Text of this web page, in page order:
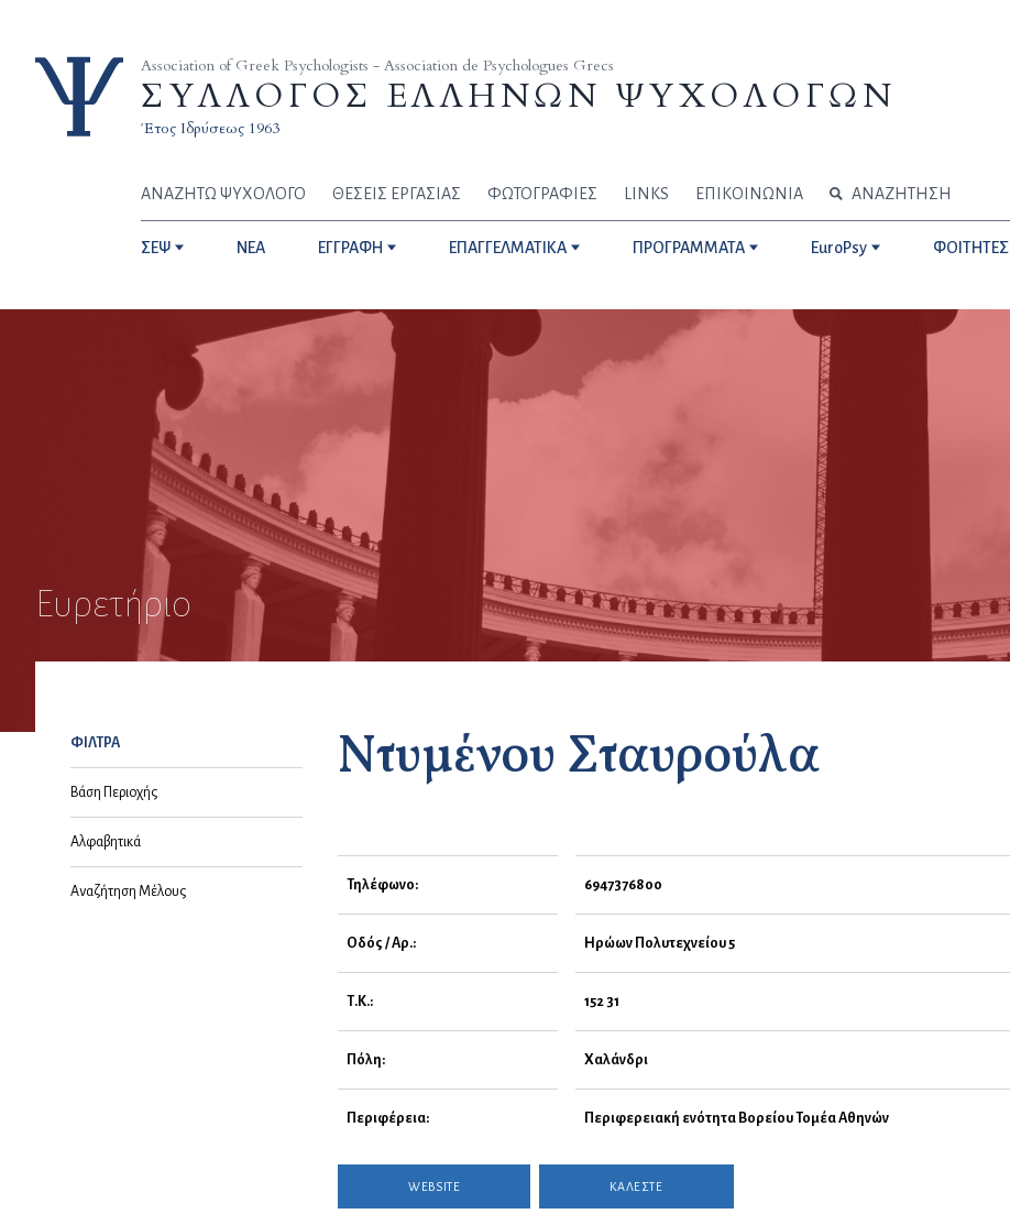
Association of Greek Psychologists - Association de Psychologues Grecs
ΣΥΛΛΟΓΟΣ ΕΛΛΗΝΩΝ ΨΥΧΟΛΟΓΩΝ
Έτος Ιδρύσεως 1963
ΑΝΑΖΗΤΩ ΨΥΧΟΛΟΓΟ ΘΕΣΕΙΣ ΕΡΓΑΣΙΑΣ ΦΩΤΟΓΡΑΦΙΕΣ LINKS ΕΠΙΚΟΙΝΩΝΙΑ ΑΝΑΖΗΤΗΣΗ
ΣΕΨ NEA ΕΓΓΡΑΦΗ ΕΠΑΓΓΕΛΜΑΤΙΚΑ ΠΡΟΓΡΑΜΜΑΤΑ EuroPsy ΦΟΙΤΗΤΕΣ
Ευρετήριο
ΦΙΛΤΡΑ
Βάση Περιοχής
Αλφαβητικά
Αναζήτηση Μέλους
Ντυμένου Σταυρούλα
Τηλέφωνο: 6947376800
Οδός / Αρ.: Ηρώων Πολυτεχνείου 5
Τ.Κ.: 152 31
Πόλη: Χαλάνδρι
Περιφέρεια: Περιφερειακή ενότητα Βορείου Τομέα Αθηνών
WEBSITE ΚΑΛΕΣΤΕ